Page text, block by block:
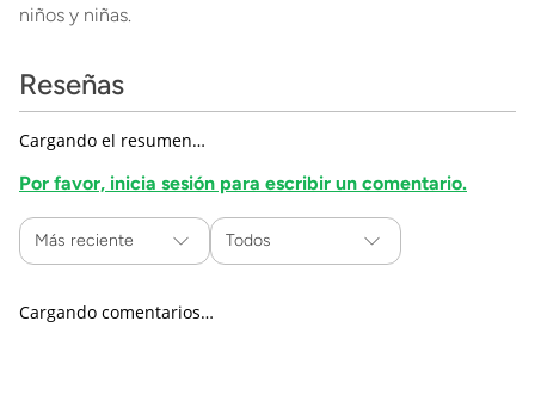
niños y niñas.
Reseñas
Cargando el resumen…
Por favor, inicia sesión para escribir un comentario.
Más reciente Todos
Cargando comentarios…